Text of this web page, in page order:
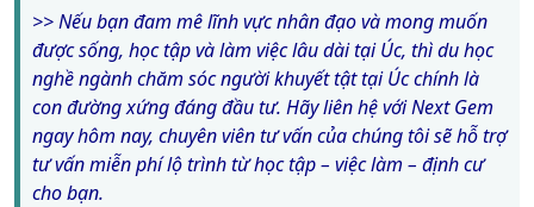
>> Nếu bạn đam mê lĩnh vực nhân đạo và mong muốn
được sống, học tập và làm việc lâu dài tại Úc, thì du học
nghề ngành chăm sóc người khuyết tật tại Úc chính là
con đường xứng đáng đầu tư. Hãy liên hệ với Next Gem
ngay hôm nay, chuyên viên tư vấn của chúng tôi sẽ hỗ trợ
tư vấn miễn phí lộ trình từ học tập – việc làm – định cư
cho bạn.